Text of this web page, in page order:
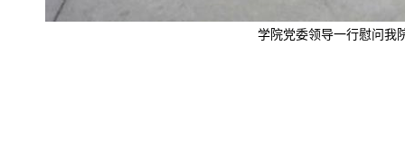
学院党委领导一行慰问我